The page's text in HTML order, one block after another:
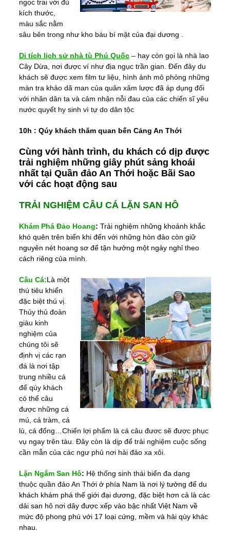
ngọc trai với đủ
kích thước,
màu sắc nằm
sâu bên trong như kho báu bí mật của đại dương .
Di tích lịch sử nhà tù Phú Quốc – hay còn gọi là nhà lao
Cây Dừa, nơi được ví như địa ngục trần gian. Đến đây du
khách sẽ được xem film tư liệu, hình ảnh mô phỏng những
màn tra khảo dã man của quân xâm lược đã áp dụng đối
với nhân dân ta và cảm nhận nỗi đau của các chiến sĩ yêu
nước quyết hy sinh vì tự do dân tộc
10h : Qúy khách thăm quan bến Cảng An Thới
Cùng với hành trình, du khách có dịp được
trải nghiệm những giây phút sảng khoái
nhất tại Quần đảo An Thới hoặc Bãi Sao
với các hoạt động sau
TRẢI NGHIỆM CÂU CÁ LẶN SAN HÔ
Khám Phá Đảo Hoang: Trải nghiệm những khoảnh khắc
khó quên trên biển khi đến với những hòn đảo còn giữ
nguyên nét hoang sơ để tận hưởng một ngày nghỉ theo
cách riêng của mình.
Câu Cá:Là một
thú tiêu khiển
đặc biệt thú vị.
Thủy thủ đoàn
giàu kinh
nghiệm của
chúng tôi sẽ
định vị các rạn
đá là nơi tập
trung nhiều cá
để qúy khách
có thể câu
được những cá
mú, cá tràm, cá
lù, cá đổng…Chiến lợi phẩm là cá câu đươc sẽ được phục
vụ ngay trên tàu. Đây còn là dịp để trải nghiệm cuộc sống
cần mẫn của các ngư phủ nơi hải đảo xa xôi.
Lặn Ngắm San Hô: Hệ thống sinh thái biển đa dạng
thuộc quần đảo An Thới ở phía Nam là nơi lý tưởng để du
khách khám phá thế giới đại dương, đặc biệt hơn cả là các
dải san hô nơi dây được xếp vào bậc nhất Việt Nam về
mức độ phong phú với 17 loại cứng, mềm và hải qùy khác
nhau.